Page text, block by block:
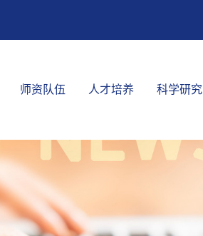
师资队伍 人才培养 科学研究